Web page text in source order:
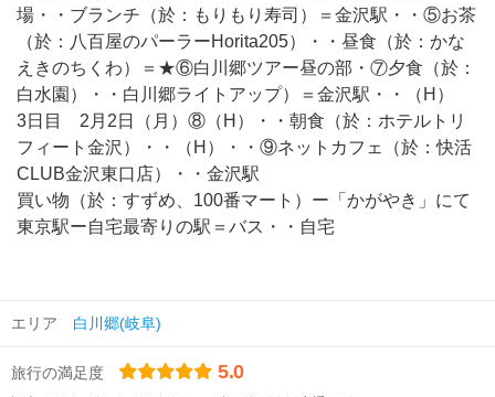
場・・ブランチ（於：もりもり寿司）＝金沢駅・・⑤お茶
（於：八百屋のパーラーHorita205）・・昼食（於：かな
えきのちくわ）＝★⑥白川郷ツアー昼の部・⑦夕食（於：
白水園）・・白川郷ライトアップ）＝金沢駅・・（H）
3日目 2月2日（月）⑧（H）・・朝食（於：ホテルトリ
フィート金沢）・・（H）・・⑨ネットカフェ（於：快活
CLUB金沢東口店）・・金沢駅
買い物（於：すずめ、100番マート）ー「かがやき」にて
東京駅ー自宅最寄りの駅＝バス・・自宅
エリア 白川郷(岐阜)
旅行の満足度 5.0